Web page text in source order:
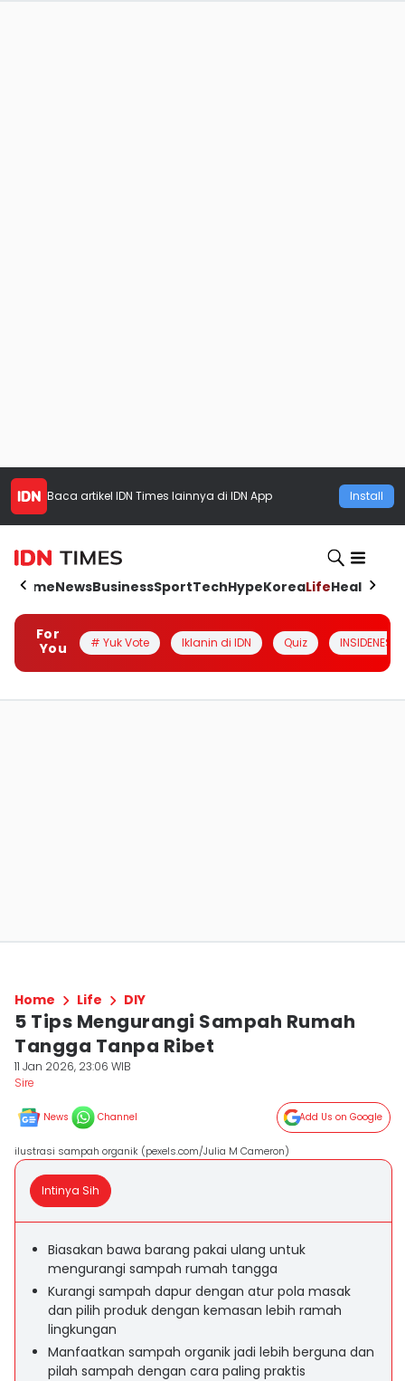
Baca artikel IDN Times lainnya di IDN App Install
HomeNewsBusinessSportTechHypeKoreaLifeHealth
For
You
# Yuk Vote Iklanin di IDN Quiz INSIDENESIA
Home Life DIY
5 Tips Mengurangi Sampah Rumah
Tangga Tanpa Ribet
11 Jan 2026, 23:06 WIB
Sire
News Channel Add Us on Google
ilustrasi sampah organik (pexels.com/Julia M Cameron)
Intinya Sih
Biasakan bawa barang pakai ulang untuk
mengurangi sampah rumah tangga
Kurangi sampah dapur dengan atur pola masak
dan pilih produk dengan kemasan lebih ramah
lingkungan
Manfaatkan sampah organik jadi lebih berguna dan
pilah sampah dengan cara paling praktis